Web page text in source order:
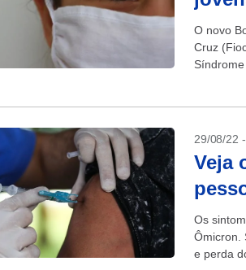
O novo
Cruz
29/08/22
Veja
Os
Ômicron.
e perda